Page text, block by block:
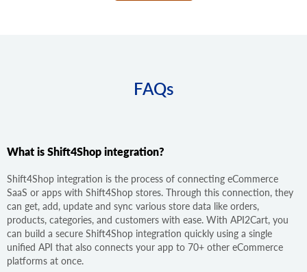
FAQs
What is Shift4Shop integration?
Shift4Shop integration is the process of connecting eCommerce
SaaS or apps with Shift4Shop stores. Through this connection, they
can get, add, update and sync various store data like orders,
products, categories, and customers with ease. With API2Cart, you
can build a secure Shift4Shop integration quickly using a single
unified API that also connects your app to 70+ other eCommerce
platforms at once.